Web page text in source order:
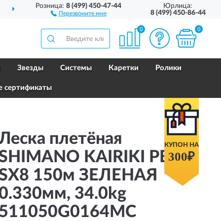
ДОСТАВИМ ПО ВСЕЙ РОССИИ
Розница:8 (499) 450-47-44
Перезвоните мне
Юрлица:
8 (499) 450-86-44
0 0
Звезды Системы Каретки Ролики
сертификаты
КУПОН НА
300₽
плетёная
KAIRIKI PE
150м ЗЕЛЕНАЯ
34.0kg